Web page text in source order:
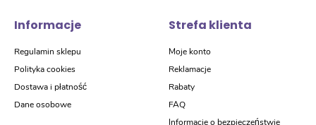
Informacje
Regulamin sklepu
Polityka cookies
Dostawa i płatność
Dane osobowe
Strefa klienta
Moje konto
Reklamacje
Rabaty
FAQ
Informacje o bezpieczeństwie